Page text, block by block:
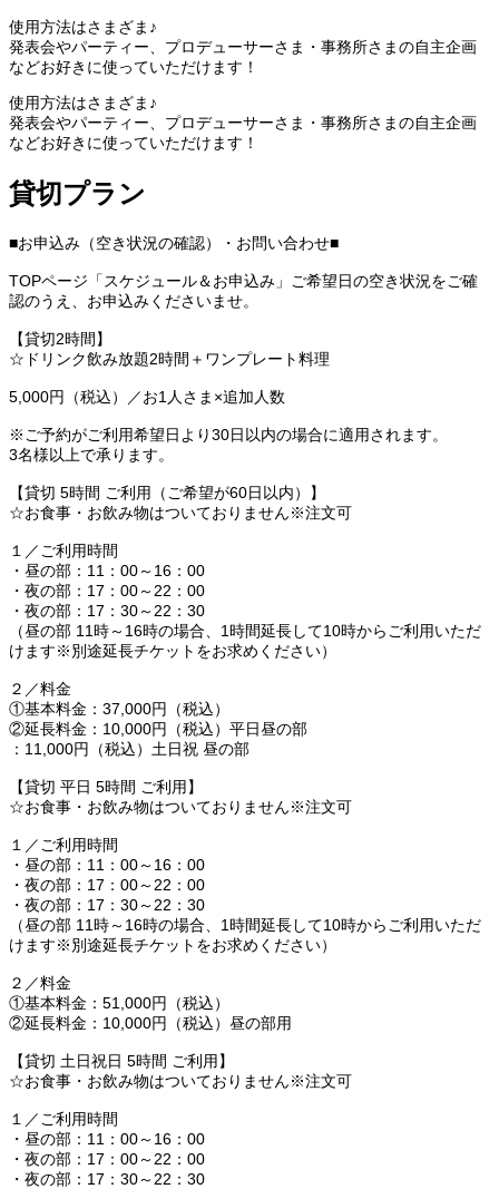
使用方法はさまざま♪
発表会やパーティー、プロデューサーさま・事務所さまの自主企画
などお好きに使っていただけます！
使用方法はさまざま♪
発表会やパーティー、プロデューサーさま・事務所さまの自主企画
などお好きに使っていただけます！
貸切プラン
■お申込み（空き状況の確認）・お問い合わせ■
TOPページ「スケジュール＆お申込み」ご希望日の空き状況をご確
認のうえ、お申込みくださいませ。
【貸切2時間】
☆ドリンク飲み放題2時間＋ワンプレート料理
​5,000円（税込）／お1人さま×追加人数
​※ご予約がご利用希望日より30日以内の場合に適用されます。​
​3名様以上で承ります。
【貸切 5時間 ご利用（ご希望が60日以内）】
☆お食事・お飲み物はついておりません※注文可
１／ご利用時間
・昼の部：11：00～16：00
・夜の部：17：00～22：00
・夜の部：17：30～22：30
（昼の部 11時～16時の場合、1時間延長して10時からご利用いただ
けます※別途延長チケットをお求めください）
２／料金
①基本料金：37,000円（税込）
②延長料金：10,000円（税込）平日昼の部
：11,000円（税込）土日祝 昼の部
【貸切 平日 5時間 ご利用】
☆お食事・お飲み物はついておりません※注文可
１／ご利用時間
・昼の部：11：00～16：00
・夜の部：17：00～22：00
・夜の部：17：30～22：30
（昼の部 11時～16時の場合、1時間延長して10時からご利用いただ
けます※別途延長チケットをお求めください）
２／料金
①基本料金：51,000円（税込）
②延長料金：10,000円（税込）昼の部用
【貸切 土日祝日 5時間 ご利用】
☆お食事・お飲み物はついておりません※注文可
１／ご利用時間
・昼の部：11：00～16：00
・夜の部：17：00～22：00
・夜の部：17：30～22：30